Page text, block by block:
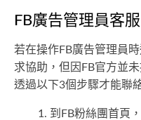
FB廣告管理員客
若在操作FB廣告管理員
求協助，但因FB官方並
透過以下3個步驟才能聯
到FB粉絲團首頁